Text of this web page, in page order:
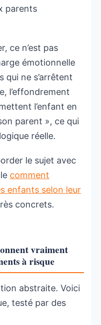
parents
ce n’est pas
émotionnelle
qui ne s’arrêtent
l’effondrement
l’enfant en
parent », ce qui
réelle.
le sujet avec
comment
enfants selon leur
concrets.
vraiment
à risque
abstraite. Voici
testé par des